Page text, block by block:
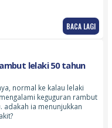
BACA LAGI
lelaki 50 tahun
normal ke kalau lelaki
keguguran rambut
adakah ia menunjukkan